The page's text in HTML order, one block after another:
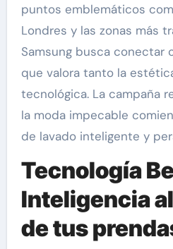
puntos emblemáticos
Londres y las zonas más
Samsung busca conectar
que valora tanto la
tecnológica. La campaña
la moda impecable
de lavado inteligente y
Tecnología
Inteligencia
de tus